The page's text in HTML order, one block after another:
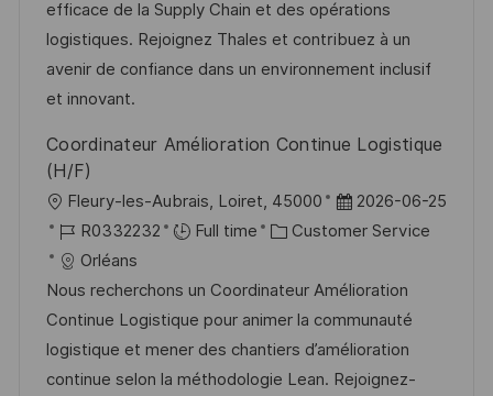
i
o
n
d
D
a
d
g
o
r
efficace de la Supply Chain et des opérations
logistiques. Rejoignez Thales et contribuez à un
avenir de confiance dans un environnement inclusif
et innovant.
Coordinateur Amélioration Continue Logistique
(H/F)
L
o
c
a
t
i
o
Fleury-les-Aubrais, Loiret, 45000
P
o
t
e
d
D
2026-06-25
J
o
b
I
d
R0332232 Full time
C
t
e
g
o
Customer Service
Orléans
Nous recherchons un Coordinateur Amélioration
Continue Logistique pour animer la communauté
logistique et mener des chantiers d’amélioration
continue selon la méthodologie Lean. Rejoignez-